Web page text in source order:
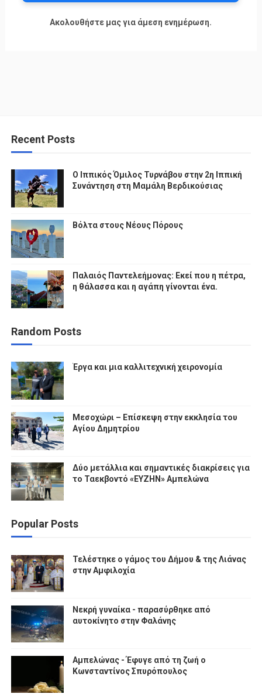
Ακολουθήστε μας για άμεση ενημέρωση.
Recent Posts
Ο Ιππικός Όμιλος Τυρνάβου στην 2η Ιππική
Συνάντηση στη Μαμάλη Βερδικούσιας
Βόλτα στους Νέους Πόρους
Παλαιός Παντελεήμονας: Εκεί που η πέτρα,
η θάλασσα και η αγάπη γίνονται ένα.
Random Posts
Έργα και μια καλλιτεχνική χειρονομία
Μεσοχώρι – Επίσκεψη στην εκκλησία του
Αγίου Δημητρίου
Δύο μετάλλια και σημαντικές διακρίσεις για
το Ταεκβοντό «ΕΥΖΗΝ» Αμπελώνα
Popular Posts
Τελέστηκε ο γάμος του Δήμου & της Λιάνας
στην Αμφιλοχία
Νεκρή γυναίκα - παρασύρθηκε από
αυτοκίνητο στην Φαλάνης
Αμπελώνας - Έφυγε από τη ζωή ο
Κωνσταντίνος Σπυρόπουλος